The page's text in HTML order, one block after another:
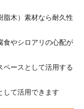
脂木）素材なら耐久性
食やシロアリの心配が
ペースとして活用する
して活用できます